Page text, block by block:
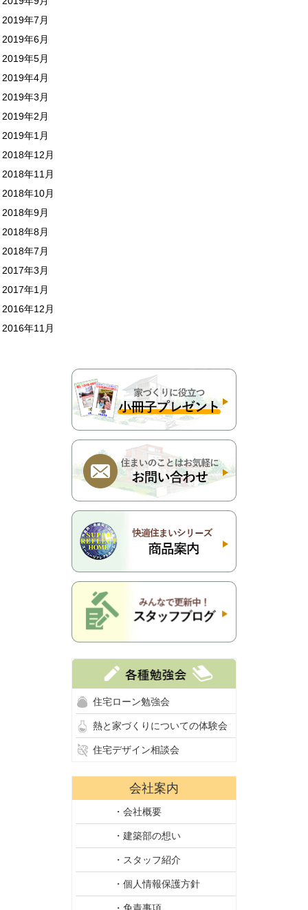
2019年7月
2019年6月
2019年5月
2019年4月
2019年3月
2019年2月
2019年1月
2018年12月
2018年11月
2018年10月
2018年9月
2018年8月
2018年7月
2017年3月
2017年1月
2016年12月
2016年11月
住宅ローン勉強会
熱と家づくりについての体験会
住宅デザイン相談会
会社案内
・会社概要
・建築部の想い
・スタッフ紹介
・個人情報保護方針